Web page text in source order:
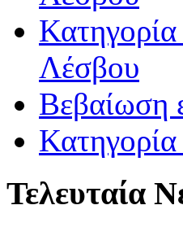
Λέσβου
Βεβαίωση
Τελευταία